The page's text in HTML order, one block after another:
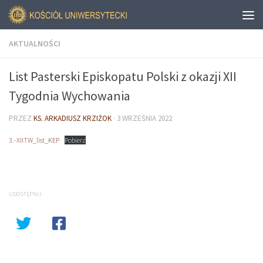
AKTUALNOŚCI
List Pasterski Episkopatu Polski z okazji XII
Tygodnia Wychowania
PRZEZ KS. ARKADIUSZ KRZIŻOK · 3 WRZEŚNIA 2022
3.-XIITW_list_KEP Pobierz
UDOSTĘPNIJ